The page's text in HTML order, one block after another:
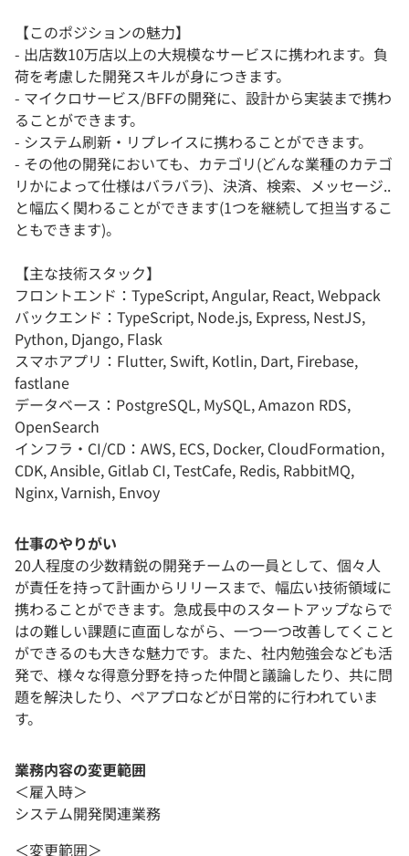
【このポジションの魅力】
- 出店数10万店以上の大規模なサービスに携われます。負
荷を考慮した開発スキルが身につきます。
- マイクロサービス/BFFの開発に、設計から実装まで携わ
ることができます。
- システム刷新・リプレイスに携わることができます。
- その他の開発においても、カテゴリ(どんな業種のカテゴ
リかによって仕様はバラバラ)、決済、検索、メッセージ..
と幅広く関わることができます(1つを継続して担当するこ
ともできます)。
【主な技術スタック】
フロントエンド：TypeScript, Angular, React, Webpack
バックエンド：TypeScript, Node.js, Express, NestJS,
Python, Django, Flask
スマホアプリ：Flutter, Swift, Kotlin, Dart, Firebase,
fastlane
データベース：PostgreSQL, MySQL, Amazon RDS,
OpenSearch
インフラ・CI/CD：AWS, ECS, Docker, CloudFormation,
CDK, Ansible, Gitlab CI, TestCafe, Redis, RabbitMQ,
Nginx, Varnish, Envoy
仕事のやりがい
20人程度の少数精鋭の開発チームの一員として、個々人
が責任を持って計画からリリースまで、幅広い技術領域に
携わることができます。急成長中のスタートアップならで
はの難しい課題に直面しながら、一つ一つ改善してくこと
ができるのも大きな魅力です。また、社内勉強会なども活
発で、様々な得意分野を持った仲間と議論したり、共に問
題を解決したり、ペアプロなどが日常的に行われていま
す。
業務内容の変更範囲
＜雇入時＞
システム開発関連業務
＜変更範囲＞